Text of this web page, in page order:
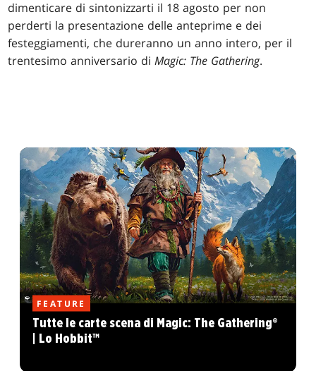
dimenticare di sintonizzarti il 18 agosto per non
perderti la presentazione delle anteprime e dei
festeggiamenti, che dureranno un anno intero, per il
trentesimo anniversario diMagic: The Gathering.
FEATURE
Tutte le carte scena di Magic: The Gathering®
| Lo Hobbit™